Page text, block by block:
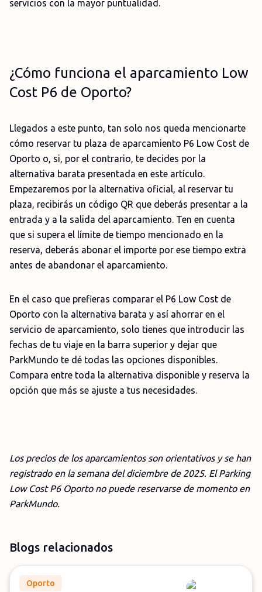
servicios con la mayor puntualidad.
¿Cómo funciona el aparcamiento Low
Cost P6 de Oporto?
Llegados a este punto, tan solo nos queda mencionarte
cómo reservar tu plaza de aparcamiento P6 Low Cost de
Oporto o, si, por el contrario, te decides por la
alternativa barata presentada en este artículo.
Empezaremos por la alternativa oficial, al reservar tu
plaza, recibirás un código QR que deberás presentar a la
entrada y a la salida del aparcamiento. Ten en cuenta
que si supera el límite de tiempo mencionado en la
reserva, deberás abonar el importe por ese tiempo extra
antes de abandonar el aparcamiento.
En el caso que prefieras comparar el P6 Low Cost de
Oporto con la alternativa barata y así ahorrar en el
servicio de aparcamiento, solo tienes que introducir las
fechas de tu viaje en la barra superior y dejar que
ParkMundo te dé todas las opciones disponibles.
Compara entre toda la alternativa disponible y reserva la
opción que más se ajuste a tus necesidades.
Los precios de los aparcamientos son orientativos y se han
registrado en la semana del diciembre de 2025. El Parking
Low Cost P6 Oporto no puede reservarse de momento en
ParkMundo.
Blogs relacionados
Oporto